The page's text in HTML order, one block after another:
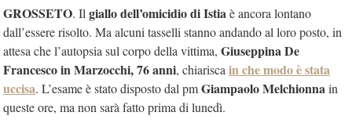
GROSSETO. Il giallo dell’omicidio di Istiaè ancora lontano
dall’essere risolto. Ma alcuni tasselli stanno andando al loro posto, in
attesa che l’autopsia sul corpo della vittima, Giuseppina De
Francesco in Marzocchi, 76 anni, chiarisca in che modo è stata
uccisa. L’esame è stato disposto dal pmGiampaolo Melchionnain
queste ore, ma non sarà fatto prima di lunedì.